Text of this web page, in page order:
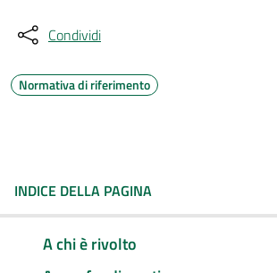
Condividi
Normativa di riferimento
INDICE DELLA PAGINA
A chi è rivolto